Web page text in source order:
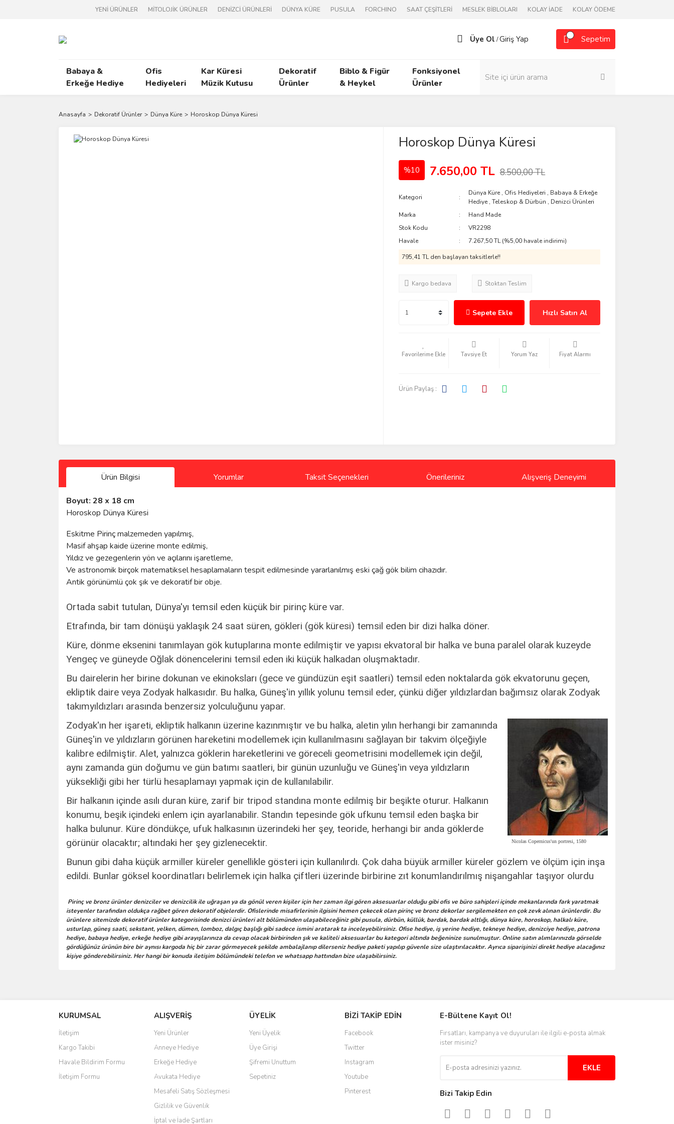
YENİ ÜRÜNLER MİTOLOJİK ÜRÜNLER DENİZCİ ÜRÜNLERİ DÜNYA KÜRE PUSULA FORCHINO SAAT ÇEŞİTLERİ MESLEK BİBLOLARI KOLAY İADE KOLAY ÖDEME
Üye Ol /Giriş Yap Sepetim
Babaya &
Erkeğe Hediye
Ofis
Hediyeleri
Kar Küresi
Müzik Kutusu
Dekoratif
Ürünler
Biblo & Figür
& Heykel
Fonksiyonel
Ürünler
Anasayfa Dekoratif Ürünler Dünya Küre Horoskop Dünya Küresi
Horoskop Dünya Küresi
%10 7.650,00 TL 8.500,00 TL
Kategori
Dünya Küre , Ofis Hediyeleri , Babaya & Erkeğe
Hediye ,Teleskop & Dürbün , Denizci Ürünleri
Marka
Hand Made
Stok Kodu
VR2298
Havale
7.267,50 TL (%5,00 havale indirimi)
795,41 TL den başlayan taksitlerle!!
Kargo bedava Stoktan Teslim
Sepete Ekle Hızlı Satın Al
Tavsiye Et Yorum Yaz Fiyat Alarmı
Ürün Paylaş :
Ürün Bilgisi Yorumlar Taksit Seçenekleri Önerileriniz Alışveriş Deneyimi
Boyut: 28 x 18 cm
Horoskop Dünya Küresi
Eskitme Pirinç malzemeden yapılmış,
Masif ahşap kaide üzerine monte edilmiş,
Yıldız ve gezegenlerin yön ve açılarını işaretleme,
Ve astronomik birçok matematiksel hesaplamaların tespit edilmesinde yararlanılmış eski çağ gök bilim cihazıdır.
Antik görünümlü çok şık ve dekoratif bir obje.
Ortada sabit tutulan, Dünya'yı temsil eden küçük bir pirinç küre var.
Etrafında, bir tam dönüşü yaklaşık 24 saat süren, gökleri (gök küresi) temsil eden bir dizi halka döner.
Küre, dönme eksenini tanımlayan gök kutuplarına monte edilmiştir ve yapısı ekvatoral bir halka ve buna paralel olarak kuzeyde
Yengeç ve güneyde Oğlak dönencelerini temsil eden iki küçük halkadan oluşmaktadır.
Bu dairelerin her birine dokunan ve ekinoksları (gece ve gündüzün eşit saatleri) temsil eden noktalarda gök ekvatorunu geçen,
ekliptik daire veya Zodyak halkasıdır. Bu halka, Güneş'in yıllık yolunu temsil eder, çünkü diğer yıldızlardan bağımsız olarak Zodyak
takımyıldızları arasında benzersiz yolculuğunu yapar.
Nicolas Copernicus'un portresi, 1580
Zodyak'ın her işareti, ekliptik halkanın üzerine kazınmıştır ve bu halka, aletin yılın herhangi bir zamanında
Güneş'in ve yıldızların görünen hareketini modellemek için kullanılmasını sağlayan bir takvim ölçeğiyle
kalibre edilmiştir. Alet, yalnızca göklerin hareketlerini ve göreceli geometrisini modellemek için değil,
aynı zamanda gün doğumu ve gün batımı saatleri, bir günün uzunluğu ve Güneş'in veya yıldızların
yüksekliği gibi her türlü hesaplamayı yapmak için de kullanılabilir.
Bir halkanın içinde asılı duran küre, zarif bir tripod standına monte edilmiş bir beşikte oturur. Halkanın
konumu, beşik içindeki enlem için ayarlanabilir. Standın tepesinde gök ufkunu temsil eden başka bir
halka bulunur. Küre döndükçe, ufuk halkasının üzerindeki her şey, teoride, herhangi bir anda göklerde
görünür olacaktır; altındaki her şey gizlenecektir.
Bunun gibi daha küçük armiller küreler genellikle gösteri için kullanılırdı. Çok daha büyük armiller küreler gözlem ve ölçüm için inşa
edildi. Bunlar göksel koordinatları belirlemek için halka çiftleri üzerinde birbirine zıt konumlandırılmış nişangahlar taşıyor olurdu
Pirinç ve bronz ürünler denizciler ve denizcilik ile uğraşan ya da gönül veren kişiler için her zaman ilgi gören aksesuarlar olduğu gibi ofis ve büro sahipleri içinde mekanlarında fark yaratmak
isteyenler tarafından oldukça rağbet gören dekoratif objelerdir. Ofislerinde misafirlerinin ilgisini hemen çekecek olan pirinç ve bronz dekorlar sergilemekten en çok zevk alınan ürünlerdir. Bu
ürünlere sitemizde dekoratif ürünler kategorisinde denizci ürünleri alt bölümünden ulaşabileceğiniz gibi pusula, dürbün, küllük, bardak, bardak altlığı, dünya küre, horoskop, halkalı küre,
usturlap, güneş saati, sekstant, yelken, dümen, lomboz, dalgıç başlığı gibi sadece ismini aratarak ta inceleyebilirsiniz. Ofise hediye, iş yerine hediye, tekneye hediye, denizciye hediye, patrona
hediye, babaya hediye, erkeğe hediye gibi arayışlarınıza da cevap olacak birbirinden şık ve kaliteli aksesuarlar bu kategori altında beğeninize sunulmuştur. Online satın alımlarınızda görselde
gördüğünüz ürünün bire bir aynısı kargoda hiç bir zarar görmeyecek şekilde ambalajlanıp dilerseniz hediye paketi yapılıp güvenle size ulaştırılacaktır. Ayrıca siparişinizi direkt hediye alacağınız
kişiye gönderebilirsiniz. Her hangi bir konuda iletişim bölümündeki telefon ve whatsapp hattından bize ulaşabilirsiniz.
Ürün resmi kalitesiz, bozuk veya görüntülenemiyor.
Ürün açıklamasında eksik bilgiler bulunuyor.
Ürün bilgilerinde hatalar bulunuyor.
Ürün fiyatı diğer sitelerden daha pahalı.
Bu ürüne benzer farklı alternatifler olmalı.
hiç zorlanmadım. Uzun zamandır internet alışverişinde yaşadığım en iyi deneyimdi. Herkese
Ö... Ç... | 13/04/2026
KURUMSAL
İletişim
Kargo Takibi
Havale Bildirim Formu
İletişim Formu
ALIŞVERİŞ
Yeni Ürünler
Anneye Hediye
Erkeğe Hediye
Avukata Hediye
Mesafeli Satış Sözleşmesi
Gizlilik ve Güvenlik
İptal ve İade Şartları
ÜYELİK
Yeni Üyelik
Üye Girişi
Şifremi Unuttum
Sepetiniz
BİZİ TAKİP EDİN
Facebook
Twitter
Instagram
Youtube
Pinterest
E-Bültene Kayıt Ol!
Fırsatları, kampanya ve duyuruları ile ilgili e-posta almak
ister misiniz?
EKLE
Bizi Takip Edin